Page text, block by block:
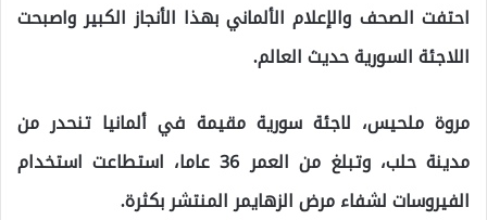
احتفت الصحف والإعلام الألماني بهذا الأنجاز الكبير واصبحت
اللاجئة السورية حديث العالم.
مروة ملحيس، لاجئة سورية مقيمة في ألمانيا تنحدر من
مدينة حلب، وتبلغ من العمر 36 عاما، استطاعت استخدام
الفيروسات لشفاء مرض الزهايمر المنتشر بكثرة.